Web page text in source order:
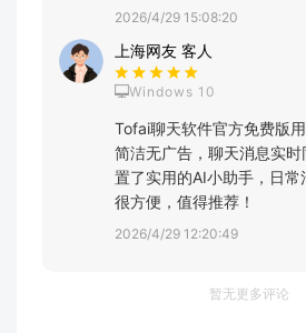
2026/4/29 15:08:20
上海网友 客人
Windows 10
Tofai聊天软件官方免费版
简洁无广告，聊天消息实
置了实用的AI小助手，日
很方便，值得推荐！
2026/4/29 12:20:49
暂无更多评论